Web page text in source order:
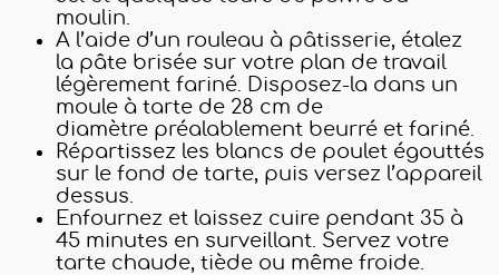
moulin.
A l’aide d’un rouleau à pâtisserie, étalez
la pâte brisée sur votre plan de travail
légèrement fariné. Disposez-la dans un
moule à tarte de 28 cm de
diamètre préalablement beurré et fariné.
Répartissez les blancs de poulet égouttés
sur le fond de tarte, puis versez l’appareil
dessus.
Enfournez et laissez cuire pendant 35 à
45 minutes en surveillant. Servez votre
tarte chaude, tiède ou même froide.